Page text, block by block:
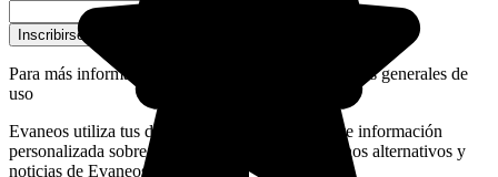
Inscribirse a la newsletter
Para más información,
consulta nuestras condiciones generales de
uso
Evaneos utiliza tus datos personales para enviarte información
personalizada sobre tus proyectos de viaje, destinos alternativos y
noticias de Evaneos.